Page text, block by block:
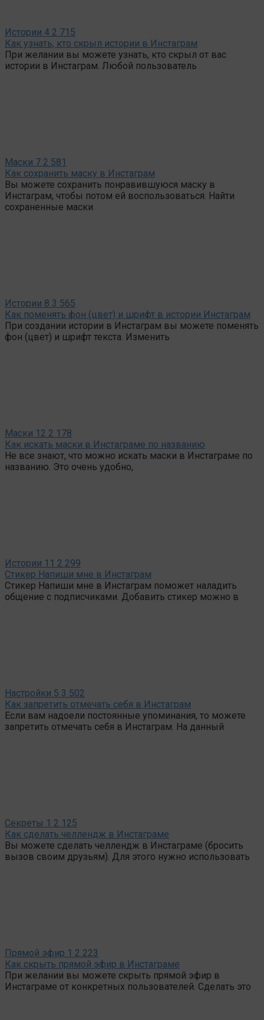
Истории 4 2 715
Как узнать, кто скрыл истории в Инстаграм
При желании вы можете узнать, кто скрыл от вас
истории в Инстаграм. Любой пользователь
Маски 7 2 581
Как сохранить маску в Инстаграм
Вы можете сохранить понравившуюся маску в
Инстаграм, чтобы потом ей воспользоваться. Найти
сохраненные маски
Истории 8 3 565
Как поменять фон (цвет) и шрифт в истории Инстаграм
При создании истории в Инстаграм вы можете поменять
фон (цвет) и шрифт текста. Изменить
Маски 12 2 178
Как искать маски в Инстаграме по названию
Не все знают, что можно искать маски в Инстаграме по
названию. Это очень удобно,
Истории 11 2 299
Стикер Напиши мне в Инстаграм
Стикер Напиши мне в Инстаграм поможет наладить
общение с подписчиками. Добавить стикер можно в
Настройки 5 3 502
Как запретить отмечать себя в Инстаграм
Если вам надоели постоянные упоминания, то можете
запретить отмечать себя в Инстаграм. На данный
Секреты 1 2 125
Как сделать челлендж в Инстаграме
Вы можете сделать челлендж в Инстаграме (бросить
вызов своим друзьям). Для этого нужно использовать
Прямой эфир 1 2 223
Как скрыть прямой эфир в Инстаграме
При желании вы можете скрыть прямой эфир в
Инстаграме от конкретных пользователей. Сделать это